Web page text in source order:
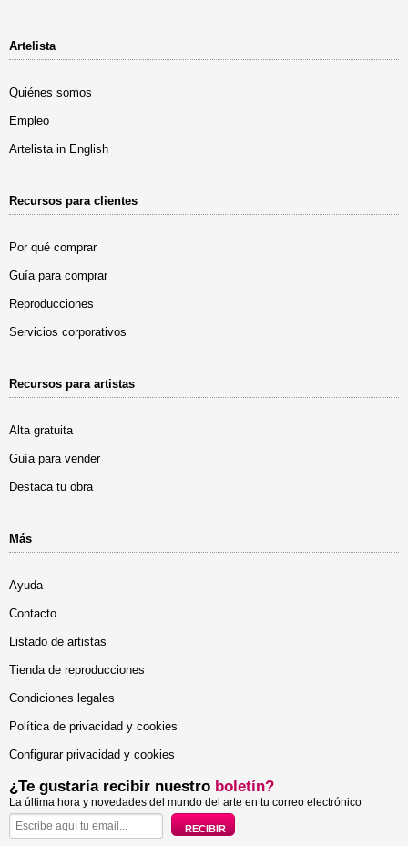
Artelista
Quiénes somos
Empleo
Artelista in English
Recursos para clientes
Por qué comprar
Guía para comprar
Reproducciones
Servicios corporativos
Recursos para artistas
Alta gratuita
Guía para vender
Destaca tu obra
Más
Ayuda
Contacto
Listado de artistas
Tienda de reproducciones
Condiciones legales
Política de privacidad y cookies
Configurar privacidad y cookies
¿Te gustaría recibir nuestro boletín?
La última hora y novedades del mundo del arte en tu correo electrónico